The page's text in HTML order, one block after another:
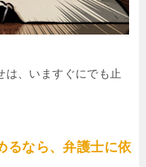
は、いますぐにでも止
るなら、弁護士に依